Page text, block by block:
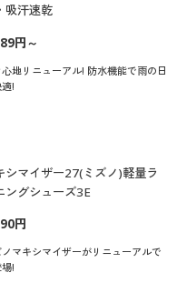
吸汗速乾
円～
心地リニューアル! 防水機能で雨の日
!
シマイザー27(ミズノ)軽量ラ
ングシューズ3E
円
ノマキシマイザーがリニューアルで
!